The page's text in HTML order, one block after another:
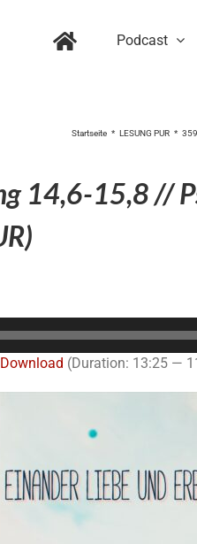
Podcast
Startseite LESUNG PUR
14,6-15,8 //
Download (Duration: 13:25 —